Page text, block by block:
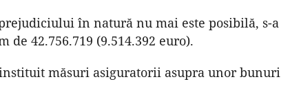
în natură nu mai este posibilă, s-a
42.756.719 (9.514.392 euro).
măsuri asiguratorii asupra unor bunuri